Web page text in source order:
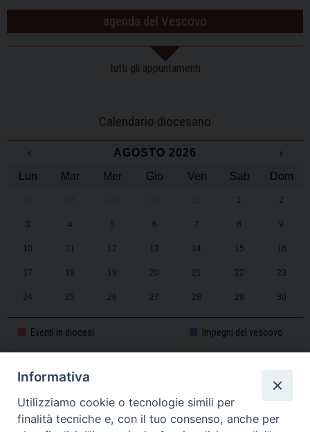
agenda del Vescovo
tutti gli appuntamenti
Calendario diocesano
‹ AGOSTO 2026
›
Lun
Mar Mer Gio Ven Sab Dom
1 2
3 4 5 6 7 8 9
10 11 12 13 14 15 16
17 18 19 20 21 22 23
24 25 26 27 28 29 30
31 1 2 3 4 5 6
Eventi in diocesi Impegni del vescovo
CALENDARIO PASTORALE 2025-2026
Informativa
Utilizziamo cookie o tecnologie simili per
finalità tecniche e, con il tuo consenso, anche per